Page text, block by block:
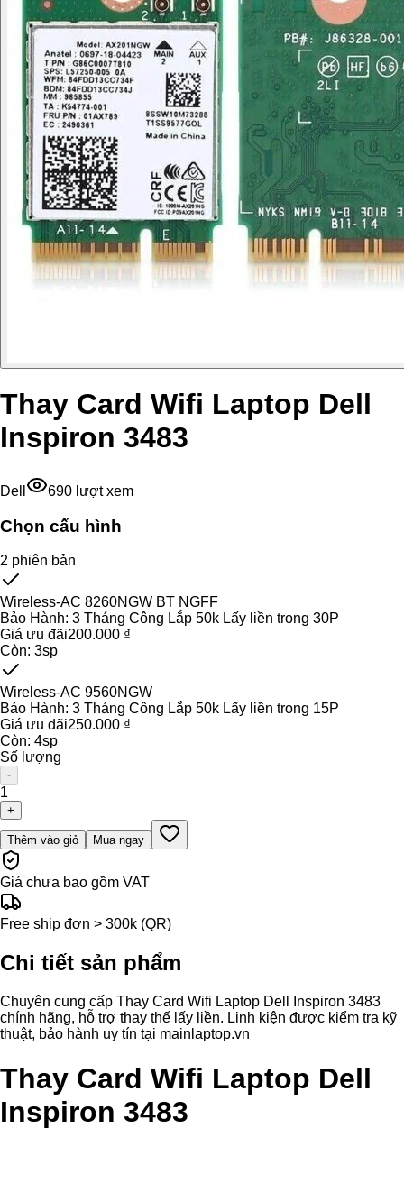
Thay Card Wifi Laptop Dell
Inspiron 3483
Dell 690 lượt xem
Chọn cấu hình
2 phiên bản
Wireless-AC 8260NGW BT NGFF
Bảo Hành: 3 Tháng Công Lắp 50k Lấy liền trong 30P
Giá ưu đãi200.000 ₫
Còn: 3sp
Wireless-AC 9560NGW
Bảo Hành: 3 Tháng Công Lắp 50k Lấy liền trong 15P
Giá ưu đãi250.000 ₫
Còn: 4sp
Số lượng
-
1
+
Thêm vào giỏ Mua ngay
Giá chưa bao gồm VAT
Free ship đơn > 300k (QR)
Chi tiết sản phẩm
Chuyên cung cấp Thay Card Wifi Laptop Dell Inspiron 3483
chính hãng, hỗ trợ thay thế lấy liền. Linh kiện được kiểm tra kỹ
thuật, bảo hành uy tín tại mainlaptop.vn
Thay Card Wifi Laptop Dell
Inspiron 3483